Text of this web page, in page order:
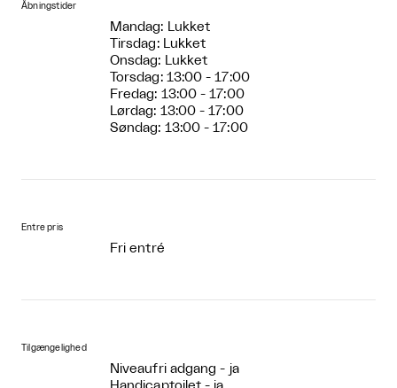
Åbningstider
Mandag: Lukket
Tirsdag: Lukket
Onsdag: Lukket
Torsdag: 13:00 - 17:00
Fredag: 13:00 - 17:00
Lørdag: 13:00 - 17:00
Søndag: 13:00 - 17:00
Entre pris
Fri entré
Tilgængelighed
Niveaufri adgang - ja